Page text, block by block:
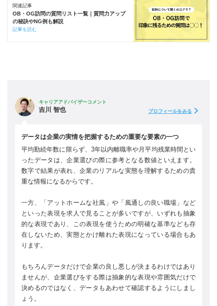
関連記事
OB・OG訪問の質問リスト一覧｜質問力アップ
の秘訣やNG例も解説
記事を読む
キャリアアドバイザーコメント
吉川 智也 プロフィールをみる
データは企業の実情を把握するための重要な要素の一つ
平均勤続年数に限らず、3年以内離職率や月平均残業時間とい
ったデータは、企業選びの際に参考となる数値といえます。
数字で結果が表れ、企業のリアルな実態を理解するための貴
重な情報になるからです。
一方、「アットホームな社風」や「風通しの良い職場」など
といった表現を求人で見ることが多いですが、いずれも抽象
的な表現であり、この表現を使うための明確な基準なども存
在しないため、実態とかけ離れた表現になっている場合もあ
ります。
もちろんデータだけで企業の良し悪しが決まるわけではあり
ませんが、企業選びをする際は抽象的な表現や雰囲気だけで
決めるのではなく、データもあわせて確認するようにしまし
ょう。